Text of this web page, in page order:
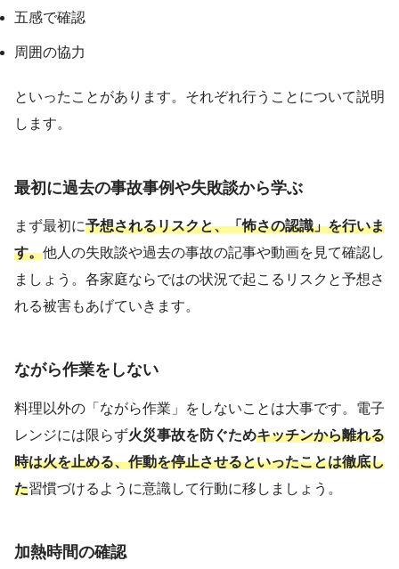
五感で確認
周囲の協力
といったことがあります。それぞれ行うことについて説明
します。
最初に過去の事故事例や失敗談から学ぶ
まず最初に予想されるリスクと、「怖さの認識」を行いま
す。他人の失敗談や過去の事故の記事や動画を見て確認し
ましょう。各家庭ならではの状況で起こるリスクと予想さ
れる被害もあげていきます。
ながら作業をしない
料理以外の「ながら作業」をしないことは大事です。電子
レンジには限らず火災事故を防ぐためキッチンから離れる
時は火を止める、作動を停止させるといったことは徹底し
た習慣づけるように意識して行動に移しましょう。
加熱時間の確認